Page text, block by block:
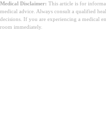
Medical Disclaimer: This article is for
medical advice. Always consult a qualified
decisions. If you are experiencing a medical
room immediately.